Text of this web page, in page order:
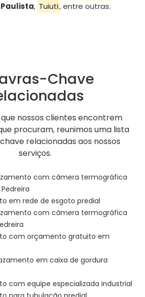
, Tuiuti, entre outras.
Chave
nossos clientes encontrem
procuram, reunimos uma lista
relacionadas aos nossos
serviços.
com câmera termográfica
em rede de esgoto predial
com câmera termográfica
com orçamento gratuito em
em caixa de gordura
com equipe especializada industrial